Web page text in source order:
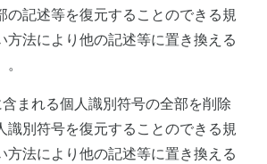
の記述等を復元することのできる規
方法により他の記述等に置き換える
まれる個人識別符号の全部を削除
識別符号を復元することのできる規
方法により他の記述等に置き換える